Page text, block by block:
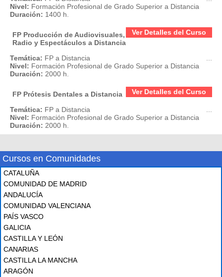
Nivel: Formación Profesional de Grado Superior a Distancia
Duración: 1400 h.
Ver Detalles del Curso
FP Producción de Audiovisuales,
Radio y Espectáculos a Distancia
Temática: FP a Distancia
Nivel: Formación Profesional de Grado Superior a Distancia
Duración: 2000 h.
Ver Detalles del Curso
FP Prótesis Dentales a Distancia
Temática: FP a Distancia
Nivel: Formación Profesional de Grado Superior a Distancia
Duración: 2000 h.
Cursos en Comunidades
CATALUÑA
COMUNIDAD DE MADRID
ANDALUCÍA
COMUNIDAD VALENCIANA
PAÍS VASCO
GALICIA
CASTILLA Y LEÓN
CANARIAS
CASTILLA LA MANCHA
ARAGÓN